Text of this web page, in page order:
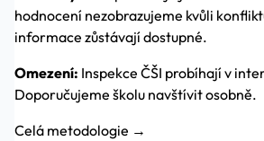
hodnocení nezobrazujeme kvůli
informace zůstávají dostupné.
Omezení: Inspekce ČŠI probíhají v
Doporučujeme školu navštívit osobně.
Celá metodologie →